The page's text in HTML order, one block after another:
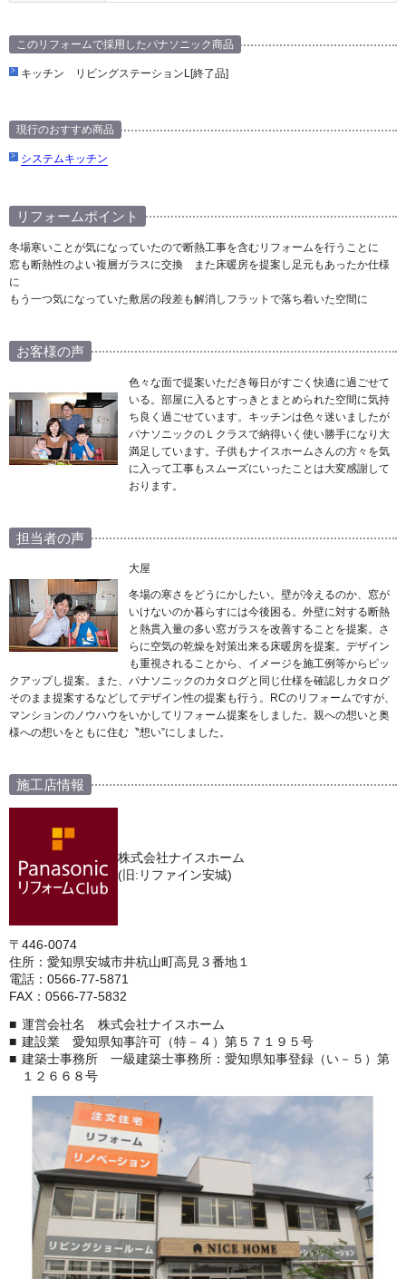
このリフォームで採用したパナソニック商品
キッチン リビングステーションL[終了品]
現行のおすすめ商品
システムキッチン
リフォームポイント
冬場寒いことが気になっていたので断熱工事を含むリフォームを行うことに
窓も断熱性のよい複層ガラスに交換 また床暖房を提案し足元もあったか仕様
に
もう一つ気になっていた敷居の段差も解消しフラットで落ち着いた空間に
お客様の声
色々な面で提案いただき毎日がすごく快適に過ごせて
いる。部屋に入るとすっきとまとめられた空間に気持
ち良く過ごせています。キッチンは色々迷いましたが
パナソニックのＬクラスで納得いく使い勝手になり大
満足しています。子供もナイスホームさんの方々を気
に入って工事もスムーズにいったことは大変感謝して
おります。
担当者の声
大屋
冬場の寒さをどうにかしたい。壁が冷えるのか、窓が
いけないのか暮らすには今後困る。外壁に対する断熱
と熱貫入量の多い窓ガラスを改善することを提案。さ
らに空気の乾燥を対策出来る床暖房を提案。デザイン
も重視されることから、イメージを施工例等からピッ
クアップし提案。また、パナソニックのカタログと同じ仕様を確認しカタログ
そのまま提案するなどしてデザイン性の提案も行う。RCのリフォームですが、
マンションのノウハウをいかしてリフォーム提案をしました。親への想いと奥
様への想いをともに住む〝想い”にしました。
施工店情報
株式会社ナイスホーム
(旧:リファイン安城)
〒446-0074
住所：愛知県安城市井杭山町高見３番地１
電話：0566-77-5871
FAX：0566-77-5832
運営会社名 株式会社ナイスホーム
建設業 愛知県知事許可（特－４）第５７１９５号
建築士事務所 一級建築士事務所：愛知県知事登録（い－５）第
１２６６８号